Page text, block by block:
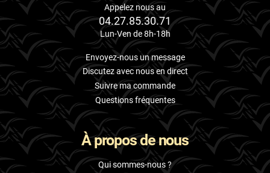
Appelez nous au
04.27.85.30.71
Lun-Ven de 8h-18h
Envoyez-nous un message
Discutez avec nous en direct
Suivre ma commande
Questions fréquentes
À propos de nous
Qui sommes-nous ?